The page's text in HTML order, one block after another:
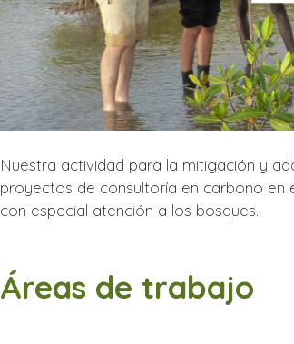
Nuestra actividad para la mitigación y
proyectos de consultoría en carbono en
con especial atención a los bosques.
Áreas de trabajo